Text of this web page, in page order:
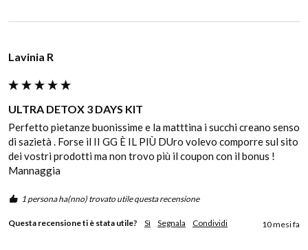
Lavinia R
ULTRA DETOX 3 DAYS KIT
Perfetto pietanze buonissime e la matttina i succhi creano senso
di sazietà . Forse il II GG È IL PIÙ DUro volevo comporre sul sito
dei vostri prodotti ma non trovo più il coupon con il bonus !
Mannaggia
1 persona ha(nno) trovato utile questa recensione
Questa recensione ti è stata utile? Sì Segnala Condividi 10 mesi fa